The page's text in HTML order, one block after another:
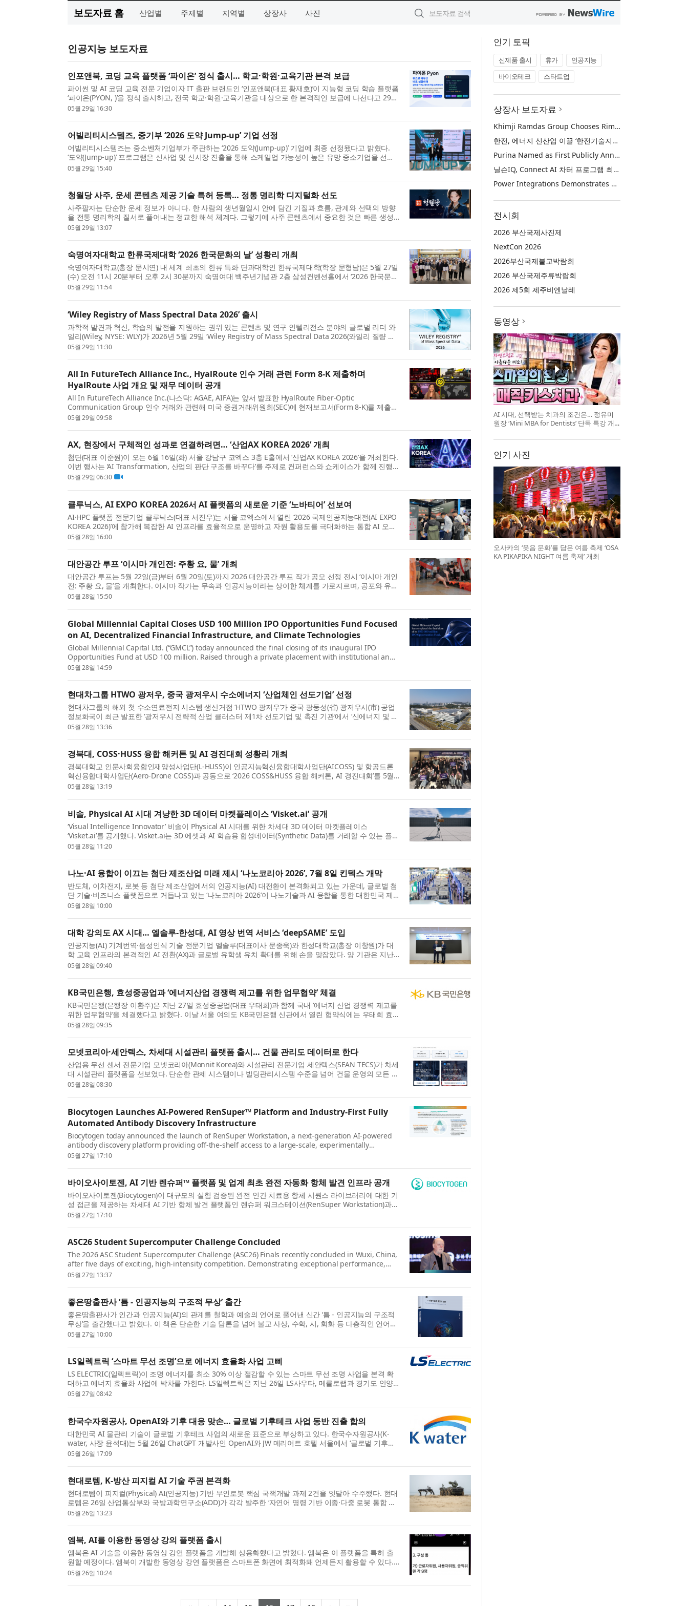
보도자료 홈 산업별 주제별 지역별 상장사 사진
인공지능 보도자료
인포앤북, 코딩 교육 플랫폼 ‘파이온’ 정식 출시… 학교·학원·교육기관 본격 보급
파이썬 및 AI 코딩 교육 전문 기업이자 IT 출판 브랜드인 ‘인포앤북(대표 황재호)’이 지능형 코딩 학습 플랫폼
‘파이온(PYON, )’을 정식 출시하고, 전국 학교·학원·교육기관을 대상으로 한 본격적인 보급에 나선다고 29일
밝혔다. 이번 정식 출시는 인포앤북이 지난...
05월 29일 16:30
어빌리티시스템즈, 중기부 ‘2026 도약 Jump-up’ 기업 선정
어빌리티시스템즈는 중소벤처기업부가 주관하는 ‘2026 도약(Jump-up)’ 기업에 최종 선정됐다고 밝혔다.
‘도약(Jump-up)’ 프로그램은 신사업 및 신시장 진출을 통해 스케일업 가능성이 높은 유망 중소기업을 선발
해 글로벌 중견기업으로 육성하는 정부 지원 사업이다....
05월 29일 15:40
청월당 사주, 운세 콘텐츠 제공 기술 특허 등록… 정통 명리학 디지털화 선도
사주팔자는 단순한 운세 정보가 아니다. 한 사람의 생년월일시 안에 담긴 기질과 흐름, 관계와 선택의 방향
을 전통 명리학의 질서로 풀어내는 정교한 해석 체계다. 그렇기에 사주 콘텐츠에서 중요한 것은 빠른 생성
이 아니라 해석의 정확성, 일관성, 그리고 사용자가...
05월 29일 13:07
숙명여자대학교 한류국제대학 ‘2026 한국문화의 날’ 성황리 개최
숙명여자대학교(총장 문시연) 내 세계 최초의 한류 특화 단과대학인 한류국제대학(학장 문형남)은 5월 27일
(수) 오전 11시 20분부터 오후 2시 30분까지 숙명여대 백주년기념관 2층 삼성컨벤션홀에서 ‘2026 한국문화
의 날(K-Culture Day)’을 성황리에 개최했다. 이날 ...
05월 29일 11:54
‘Wiley Registry of Mass Spectral Data 2026’ 출시
과학적 발견과 혁신, 학습의 발전을 지원하는 권위 있는 콘텐츠 및 연구 인텔리전스 분야의 글로벌 리더 와
일리(Wiley, NYSE: WLY)가 2026년 5월 29일 ‘Wiley Registry of Mass Spectral Data 2026(와일리 질량 분
석 데이터 레지스트리 2026)’을 출시했다. 인공지능(...
05월 29일 11:30
All In FutureTech Alliance Inc., HyalRoute 인수 거래 관련 Form 8-K 제출하며
HyalRoute 사업 개요 및 재무 데이터 공개
All In FutureTech Alliance Inc.(나스닥: AGAE, AIFA)는 앞서 발표한 HyalRoute Fiber-Optic
Communication Group 인수 거래와 관련해 미국 증권거래위원회(SEC)에 현재보고서(Form 8-K)를 제출했
다고 밝혔다. 이번 거래의 주식 기준 가격은 주당 10달러다. 회사 측...
05월 29일 09:58
AX, 현장에서 구체적인 성과로 연결하려면… ‘산업AX KOREA 2026’ 개최
첨단(대표 이준원)이 오는 6월 16일(화) 서울 강남구 코엑스 3층 E홀에서 ‘산업AX KOREA 2026’을 개최한다.
이번 행사는 ‘AI Transformation, 산업의 판단 구조를 바꾸다’를 주제로 컨퍼런스와 쇼케이스가 함께 진행
된다. 인공지능(AI)이 산업 전반의 업무 방식과 의...
05월 29일 06:30
클루닉스, AI EXPO KOREA 2026서 AI 플랫폼의 새로운 기준 ‘노바티어’ 선보여
AI·HPC 플랫폼 전문기업 클루닉스(대표 서진우)는 서울 코엑스에서 열린 ‘2026 국제인공지능대전(AI EXPO
KOREA 2026)’에 참가해 복잡한 AI 인프라를 효율적으로 운영하고 자원 활용도를 극대화하는 통합 AI 오케
스트레이션 플랫폼 ‘노바티어(NovaTier)’를 선보였다...
05월 28일 16:00
대안공간 루프 ‘이시마 개인전: 주황 요, 물’ 개최
대안공간 루프는 5월 22일(금)부터 6월 20일(토)까지 2026 대안공간 루프 작가 공모 선정 전시 ‘이시마 개인
전: 주황 요, 물’을 개최한다. 이시마 작가는 무속과 인공지능이라는 상이한 체계를 가로지르며, 공포와 유
머, 혐오와 매혹이 중첩되는 기이함(uncanny)을 ...
05월 28일 15:50
Global Millennial Capital Closes USD 100 Million IPO Opportunities Fund Focused
on AI, Decentralized Financial Infrastructure, and Climate Technologies
Global Millennial Capital Ltd. (“GMCL”) today announced the final closing of its inaugural IPO
Opportunities Fund at USD 100 million. Raised through a private placement with institutional and
professional investors, the fund targets late-stage and...
05월 28일 14:59
현대차그룹 HTWO 광저우, 중국 광저우시 수소에너지 ‘산업체인 선도기업’ 선정
현대차그룹의 해외 첫 수소연료전지 시스템 생산거점 ‘HTWO 광저우’가 중국 광둥성(省) 광저우시(市) 공업
정보화국이 최근 발표한 ‘광저우시 전략적 산업 클러스터 제1차 선도기업 및 촉진 기관’에서 ‘신에너지 및 신
형에너지 저장’ 부문 수소에너지 분야 ‘산업체인 ...
05월 28일 13:36
경북대, COSS·HUSS 융합 해커톤 및 AI 경진대회 성황리 개최
경북대학교 인문사회융합인재양성사업단(L-HUSS)이 인공지능혁신융합대학사업단(AICOSS) 및 항공드론
혁신융합대학사업단(Aero-Drone COSS)과 공동으로 ‘2026 COSS&HUSS 융합 해커톤, AI 경진대회’를 5월
27일(수) 메리어트 호텔 이스트홀에서 성황리에 개최했다. 이...
05월 28일 13:19
비솔, Physical AI 시대 겨냥한 3D 데이터 마켓플레이스 ‘Visket.ai’ 공개
‘Visual Intelligence Innovator’ 비솔이 Physical AI 시대를 위한 차세대 3D 데이터 마켓플레이스
‘Visket.ai’를 공개했다. Visket.ai는 3D 에셋과 AI 학습용 합성데이터(Synthetic Data)를 거래할 수 있는 플랫
폼으로, 최근 산업 현장에서 주목받고 있는 Physical ...
05월 28일 11:20
나노·AI 융합이 이끄는 첨단 제조산업 미래 제시 ‘나노코리아 2026’, 7월 8일 킨텍스 개막
반도체, 이차전지, 로봇 등 첨단 제조산업에서의 인공지능(AI) 대전환이 본격화되고 있는 가운데, 글로벌 첨
단 기술·비즈니스 플랫폼으로 거듭나고 있는 ‘나노코리아 2026’이 나노기술과 AI 융합을 통한 대한민국 제
조업의 미래 발전 방향을 제시한다. 산업통상부와 ...
05월 28일 10:00
대학 강의도 AX 시대… 엘솔루-한성대, AI 영상 번역 서비스 ‘deepSAME’ 도입
인공지능(AI) 기계번역·음성인식 기술 전문기업 엘솔루(대표이사 문종욱)와 한성대학교(총장 이창원)가 대
학 교육 인프라의 본격적인 AI 전환(AX)과 글로벌 유학생 유치 확대를 위해 손을 맞잡았다. 양 기관은 지난
27일(수) 오후 2시 한성대학교 캠퍼스에서 AI 기반...
05월 28일 09:40
KB국민은행, 효성중공업과 ‘에너지산업 경쟁력 제고를 위한 업무협약’ 체결
KB국민은행(은행장 이환주)은 지난 27일 효성중공업(대표 우태희)과 함께 국내 ‘에너지 산업 경쟁력 제고를
위한 업무협약’을 체결했다고 밝혔다. 이날 서울 여의도 KB국민은행 신관에서 열린 협약식에는 우태희 효성
중공업 대표이사와 이환주 KB국민은행장을 비롯한...
05월 28일 09:35
모넷코리아·세안텍스, 차세대 시설관리 플랫폼 출시… 건물 관리도 데이터로 한다
산업용 무선 센서 전문기업 모넷코리아(Monnit Korea)와 시설관리 전문기업 세안텍스(SEAN TECS)가 차세
대 시설관리 플랫폼을 선보였다. 단순한 관제 시스템이나 빌딩관리시스템 수준을 넘어 건물 운영의 모든 단
계를 데이터로 연결하는 통합 솔루션이라는 점이 가장...
05월 28일 08:30
Biocytogen Launches AI-Powered RenSuper™ Platform and Industry-First Fully
Automated Antibody Discovery Infrastructure
Biocytogen today announced the launch of RenSuper Workstation, a next-generation AI-powered
antibody discovery platform providing off-the-shelf access to a large-scale, experimentally
validated library of fully human therapeutic antibody sequences...
05월 27일 17:10
바이오사이토젠, AI 기반 렌슈퍼™ 플랫폼 및 업계 최초 완전 자동화 항체 발견 인프라 공개
바이오사이토젠(Biocytogen)이 대규모의 실험 검증된 완전 인간 치료용 항체 시퀀스 라이브러리에 대한 기
성 접근을 제공하는 차세대 AI 기반 항체 발견 플랫폼인 렌슈퍼 워크스테이션(RenSuper Workstation)과
항체 검증 및 생산을 가속화하도록 설계된 완전 자동화...
05월 27일 17:10
ASC26 Student Supercomputer Challenge Concluded
The 2026 ASC Student Supercomputer Challenge (ASC26) Finals recently concluded in Wuxi, China,
after five days of exciting, high-intensity competition. Demonstrating exceptional performance,
teamwork, and innovation, the teams from Peking Universi...
05월 27일 13:37
좋은땅출판사 ‘틈 - 인공지능의 구조적 무상’ 출간
좋은땅출판사가 인간과 인공지능(AI)의 관계를 철학과 예술의 언어로 풀어낸 신간 ‘틈 - 인공지능의 구조적
무상’을 출간했다고 밝혔다. 이 책은 단순한 기술 담론을 넘어 불교 사상, 수학, 시, 회화 등 다층적인 언어를
통해 인간과 AI가 처음으로 함께 남긴 사유의...
05월 27일 10:00
LS일렉트릭 ‘스마트 무선 조명’으로 에너지 효율화 사업 고삐
LS ELECTRIC(일렉트릭)이 조명 에너지를 최소 30% 이상 절감할 수 있는 스마트 무선 조명 사업을 본격 확
대하고 에너지 효율화 사업에 박차를 가한다. LS일렉트릭은 지난 26일 LS사우타, 메를로랩과 경기도 안양
LS타워에서 스마트 무선 조명 시스템을 활용한 에너지...
05월 27일 08:42
한국수자원공사, OpenAI와 기후 대응 맞손… 글로벌 기후테크 사업 동반 진출 합의
대한민국 AI 물관리 기술이 글로벌 기후테크 사업의 새로운 표준으로 부상하고 있다. 한국수자원공사(K-
water, 사장 윤석대)는 5월 26일 ChatGPT 개발사인 OpenAI와 JW 메리어트 호텔 서울에서 ‘글로벌 기후변
화 및 재난 대응 협력을 위한 업무협약(MOU)’을 체결했다...
05월 26일 17:09
현대로템, K-방산 피지컬 AI 기술 주권 본격화
현대로템이 피지컬(Physical) AI(인공지능) 기반 무인로봇 핵심 국책개발 과제 2건을 잇달아 수주했다. 현대
로템은 26일 산업통상부와 국방과학연구소(ADD)가 각각 발주한 ‘자연어 명령 기반 이종·다중 로봇 통합 관
제 시스템’과 ‘피지컬 AI 기반 통합 시뮬레이터 및...
05월 26일 13:23
엠북, AI를 이용한 동영상 강의 플랫폼 출시
엠북은 AI 기술을 이용한 동영상 강연 플랫폼을 개발해 상용화했다고 밝혔다. 엠북은 이 플랫폼을 특허 출
원할 예정이다. 엠북이 개발한 동영상 강연 플랫폼은 스마트폰 화면에 최적화돼 언제든지 활용할 수 있다.
별도 앱 등을 설치하지 않고 스마트폰 등에 내장된 ...
05월 26일 10:24
인기 토픽
신제품 출시 휴가
인공지능
바이오테크
스타트업
상장사 보도자료
Khimji Ramdas Group Chooses Rimini Street to Reduce SAP Support Costs, Protect 700+ Customizations and Reinvest Savings in Innovation
한전, 에너지 신산업 이끌 ‘한전기술지주’ 공식 출범
Purina Named as First Publicly Announced NIQ ConnectAI Charter Client
닐슨IQ, Connect AI 차터 프로그램 최초 고객사 ‘퓨리나’ 선정
Power Integrations Demonstrates World’s First 2200 V GaN Technology for Next-Era High-Voltage Power Systems
전시회
2026 부산국제사진제
NextCon 2026
2026부산국제불교박람회
2026 부산국제주류박람회
2026 제5회 제주비엔날레
동영상
AI 시대, 선택받는 치과의 조건은… 정유미
원장 ‘Mini MBA for Dentists’ 단독 특강 개
인기 사진
오사카의 ‘웃음 문화’를 담은 여름 축제 ‘OSA
KA PIKAPIKA NIGHT 여름 축제’ 개최